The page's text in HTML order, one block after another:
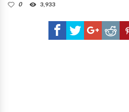
0
3,933